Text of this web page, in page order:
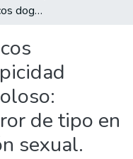
Fundamentos jurídicos dogmáticos de la tipicidad subjetiva del tipo doloso: aplicabilidad del error de tipo en el delito de violación sexual.
de tipo en
sexual.